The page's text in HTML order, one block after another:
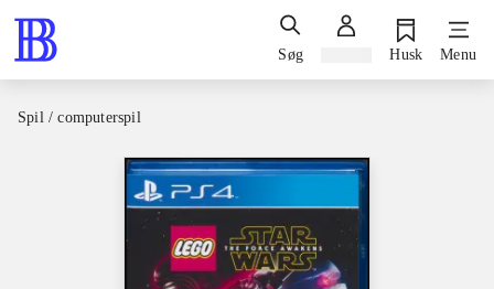
Søg Husk Menu
Spil / computerspil